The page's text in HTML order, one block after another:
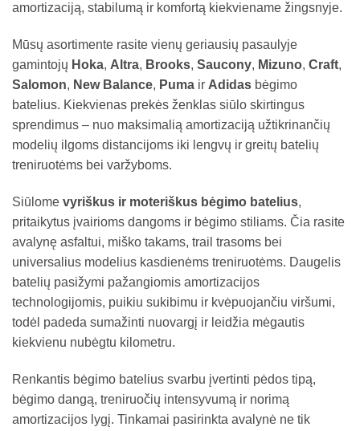
amortizaciją, stabilumą ir komfortą kiekviename žingsnyje.
Mūsų asortimente rasite vienų geriausių pasaulyje
gamintojų Hoka, Altra, Brooks, Saucony, Mizuno, Craft,
Salomon, New Balance, Puma ir Adidas bėgimo
batelius. Kiekvienas prekės ženklas siūlo skirtingus
sprendimus – nuo maksimalią amortizaciją užtikrinančių
modelių ilgoms distancijoms iki lengvų ir greitų batelių
treniruotėms bei varžyboms.
Siūlome vyriškus ir moteriškus bėgimo batelius,
pritaikytus įvairioms dangoms ir bėgimo stiliams. Čia rasite
avalynę asfaltui, miško takams, trail trasoms bei
universalius modelius kasdienėms treniruotėms. Daugelis
batelių pasižymi pažangiomis amortizacijos
technologijomis, puikiu sukibimu ir kvėpuojančiu viršumi,
todėl padeda sumažinti nuovargį ir leidžia mėgautis
kiekvienu nubėgtu kilometru.
Renkantis bėgimo batelius svarbu įvertinti pėdos tipą,
bėgimo dangą, treniruočių intensyvumą ir norimą
amortizacijos lygį. Tinkamai pasirinkta avalynė ne tik